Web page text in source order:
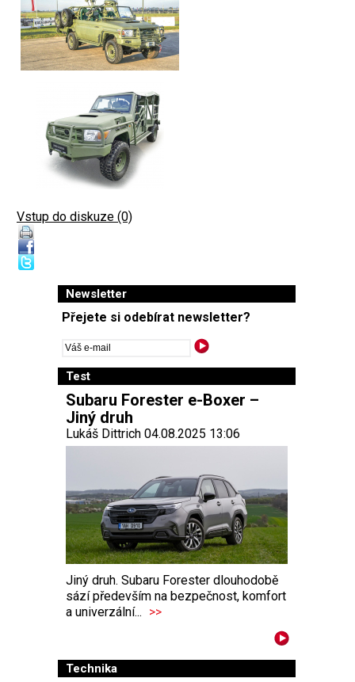
Vstup do diskuze (0)
Newsletter
Přejete si odebírat newsletter?
Test
Subaru Forester e-Boxer –
Jiný druh
Lukáš Dittrich 04.08.2025 13:06
Jiný druh. Subaru Forester dlouhodobě
sází především na bezpečnost, komfort
a univerzální... >>
Technika